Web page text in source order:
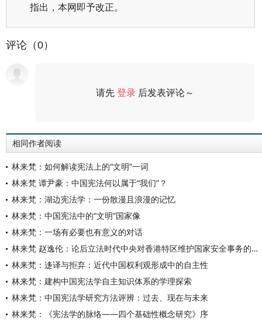
指出，本网即予改正。
评论（0）
请先登录 后发表评论～
相同作者阅读
林来梵：如何解读宪法上的“文明”一词
林来梵 谭尹豪：中国宪法何以属于“我们”？
林来梵：湖边宪法学：一份散漫且浪漫的记忆
林来梵：中国宪法中的“文明”国家像
林来梵：一场有必要也有意义的对话
林来梵 赵逸伦：论后立法时代中央对香港特区维护国家安全事务的监督权
林来梵：迻译与拒弃：近代中国权利观形成中的自主性
林来梵：建构中国宪法学自主知识体系的学理探索
林来梵：中国宪法学研究方法评辨：过去、现在与未来
林来梵：《宪法学的脉络——四个基础性概念研究》序